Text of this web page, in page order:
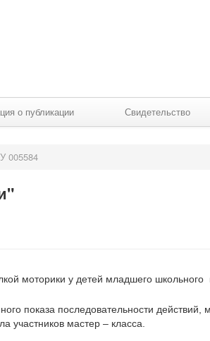
о публикации Свидетельство
005584
моторики у детей младшего школьного
показа последовательности действий,
участников мастер – класса.